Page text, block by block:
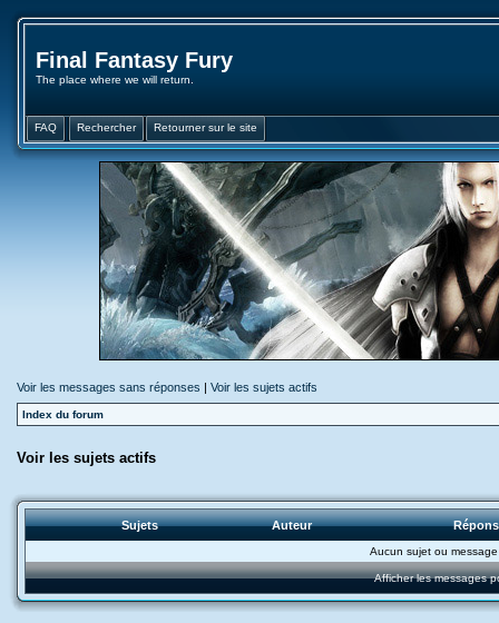
Final Fantasy Fury
The place where we will return.
FAQ Rechercher Retourner sur le site
Voir les messages sans réponses | Voir les sujets actifs
Index du forum
Voir les sujets actifs
Sujets Auteur
Aucun sujet ou
Afficher les messages